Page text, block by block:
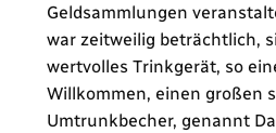
Geldsammlungen
war zeitweilig beträchtlich,
wertvolles Trinkgerät, so
Willkommen, einen großen
Umtrunkbecher, genannt